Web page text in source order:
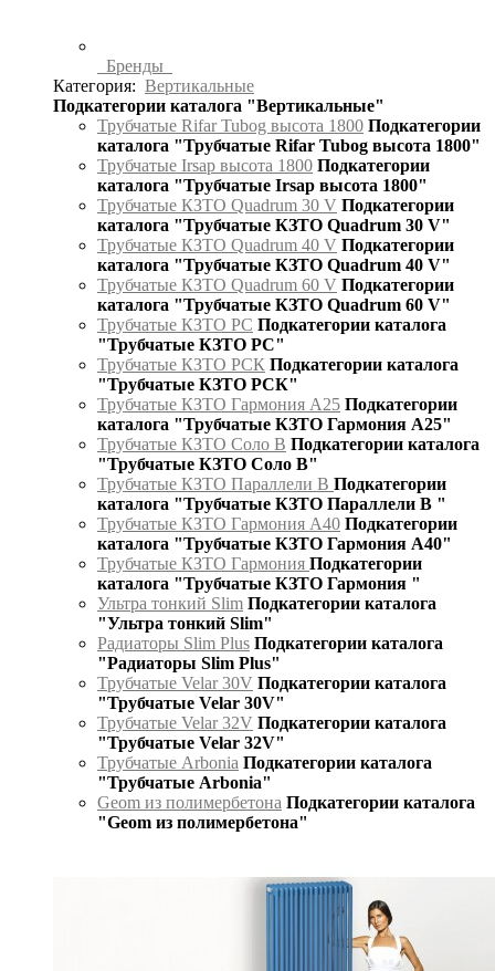
Бренды
Категория: Вертикальные
Подкатегории каталога "Вертикальные"
Трубчатые Rifar Tubog высота 1800 Подкатегории
каталога "Трубчатые Rifar Tubog высота 1800"
Трубчатые Irsap высота 1800 Подкатегории
каталога "Трубчатые Irsap высота 1800"
Трубчатые КЗТО Quadrum 30 V Подкатегории
каталога "Трубчатые КЗТО Quadrum 30 V"
Трубчатые КЗТО Quadrum 40 V Подкатегории
каталога "Трубчатые КЗТО Quadrum 40 V"
Трубчатые КЗТО Quadrum 60 V Подкатегории
каталога "Трубчатые КЗТО Quadrum 60 V"
Трубчатые КЗТО РС Подкатегории каталога
"Трубчатые КЗТО РС"
Трубчатые КЗТО РСК Подкатегории каталога
"Трубчатые КЗТО РСК"
Трубчатые КЗТО Гармония А25 Подкатегории
каталога "Трубчатые КЗТО Гармония А25"
Трубчатые КЗТО Соло В Подкатегории каталога
"Трубчатые КЗТО Соло В"
Трубчатые КЗТО Параллели В Подкатегории
каталога "Трубчатые КЗТО Параллели В "
Трубчатые КЗТО Гармония А40 Подкатегории
каталога "Трубчатые КЗТО Гармония А40"
Трубчатые КЗТО Гармония Подкатегории
каталога "Трубчатые КЗТО Гармония "
Ультра тонкий Slim Подкатегории каталога
"Ультра тонкий Slim"
Радиаторы Slim Plus Подкатегории каталога
"Радиаторы Slim Plus"
Трубчатые Velar 30V Подкатегории каталога
"Трубчатые Velar 30V"
Трубчатые Velar 32V Подкатегории каталога
"Трубчатые Velar 32V"
Трубчатые Arbonia Подкатегории каталога
"Трубчатые Arbonia"
Geom из полимербетона Подкатегории каталога
"Geom из полимербетона"